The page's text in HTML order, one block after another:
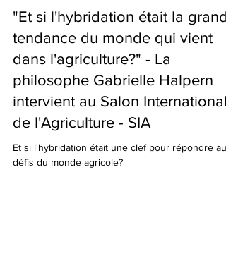
5 mars
2 min de lecture
"Et si l'hybridation était la
tendance du monde qui vient
dans l'agriculture?" - La
philosophe Gabrielle Halpern
intervient au Salon International
de l'Agriculture - SIA
Et si l'hybridation était une clef pour répondre aux